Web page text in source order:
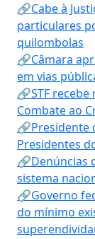
🔗Cabe à
particulares
quilombolas
🔗Câmara
em vias
🔗STF
Combate ao
🔗Presidente
Presidentes
🔗Denúncias
sistema
🔗Governo
do mínimo